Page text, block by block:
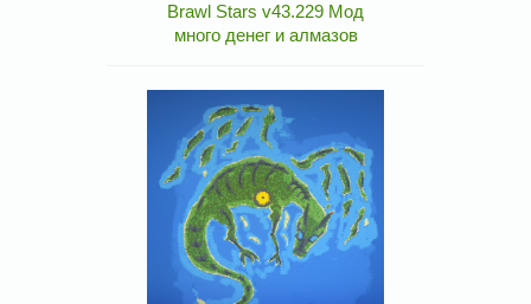
Brawl Stars v43.229 Мод
много денег и алмазов